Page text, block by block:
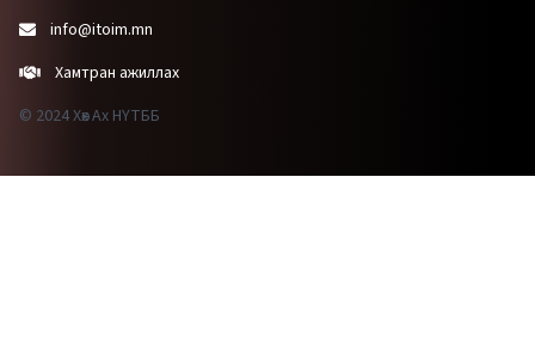
info@itoim.mn
Хамтран ажиллах
© 2024 Хөх Ах НҮТББ